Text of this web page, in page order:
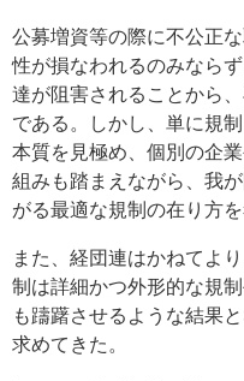
公募増資等の際に不公正
性が損なわれるのみなら
達が阻害されることから
である。しかし、単に規
本質を見極め、個別の企
組みも踏まえながら、我
がる最適な規制の在り方
また、経団連はかねてよ
制は詳細かつ外形的な規
も躊躇させるような結果
求めてきた。